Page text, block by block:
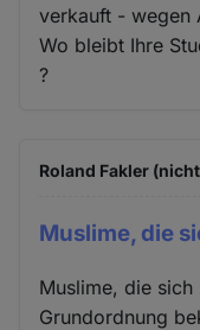
verkauft - wegen
Wo bleibt Ihre
?
Roland Fakler
Muslime, die
Muslime, die
Grundordnung